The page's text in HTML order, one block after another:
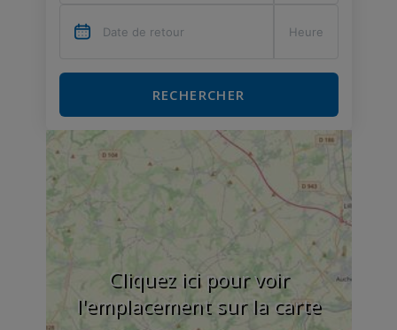
RECHERCHER
Cliquez ici pour voir
l'emplacement sur la carte